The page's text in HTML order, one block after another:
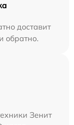
доставит
обратно.
Зенит